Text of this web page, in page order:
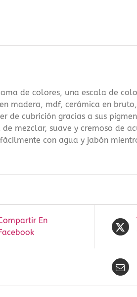
de colores, una escala de
madera, mdf, cerámica en
de cubrición gracias a sus
mezclar, suave y cremoso de
con agua y jabón
En